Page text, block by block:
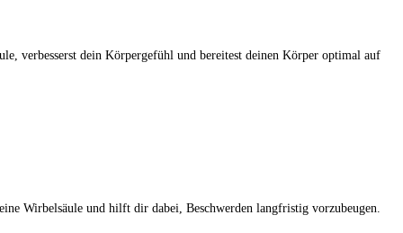
verbesserst dein Körpergefühl und bereitest deinen Körper optimal auf
Wirbelsäule und hilft dir dabei, Beschwerden langfristig vorzubeugen.